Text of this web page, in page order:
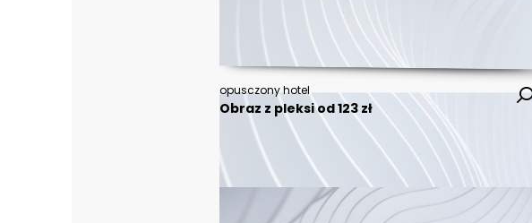
opusczony hotel
Obraz z pleksi od 123 zł